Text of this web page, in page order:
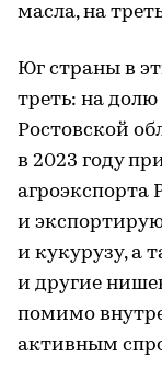
масла, на
Юг страны в
треть: на
Ростовской
в 2023 году
агроэкспорта
и
и кукурузу, а
и другие
помимо
активным